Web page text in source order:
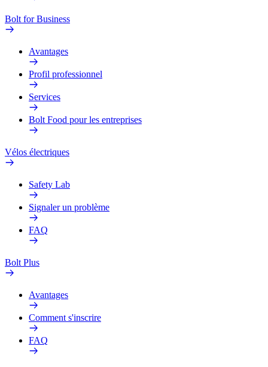
Bolt for Business
Avantages
Profil professionnel
Services
Bolt Food pour les entreprises
Vélos électriques
Safety Lab
Signaler un problème
FAQ
Bolt Plus
Avantages
Comment s'inscrire
FAQ